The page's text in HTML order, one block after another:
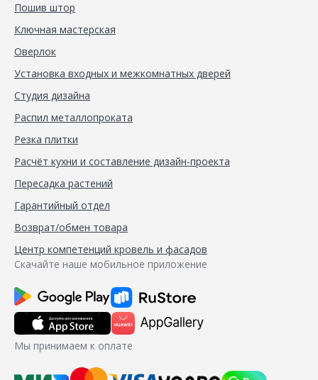
Пошив штор
Ключная мастерская
Оверлок
Установка входных и межкомнатных дверей
Студия дизайна
Распил металлопроката
Резка плитки
Расчёт кухни и составление дизайн-проекта
Пересадка растений
Гарантийный отдел
Возврат/обмен товара
Центр компетенций кровель и фасадов
Скачайте наше мобильное приложение
Мы принимаем к оплате